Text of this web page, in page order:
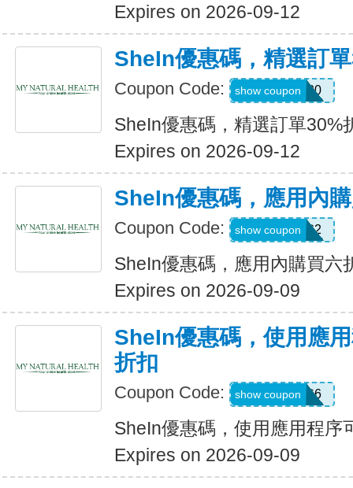
Expires on 2026-09-12
SheIn優惠碼，精選訂
Coupon Code: AFFCOS30
show coupon
SheIn優惠碼，精選訂單30%
Expires on 2026-09-12
SheIn優惠碼，應用內
Coupon Code: B23FDG2
show coupon
SheIn優惠碼，應用內購買六
Expires on 2026-09-09
SheIn優惠碼，使用應
折扣
Coupon Code: 295KHS6
show coupon
SheIn優惠碼，使用應用程序
Expires on 2026-09-09